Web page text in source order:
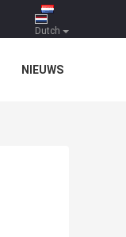
Dutch
NIEUWS